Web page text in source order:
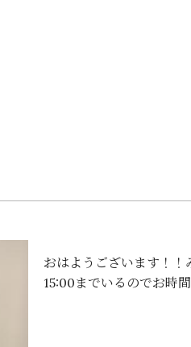
おはようございます！！
15:00までいるのでお時